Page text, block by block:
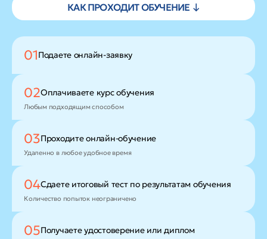
КАК ПРОХОДИТ ОБУЧЕНИЕ ↓
01Подаете онлайн-заявку
02Оплачиваете курс обучения
Любым подходящим способом
03Проходитеонлайн-обучение
Удаленно в любое удобное время
04Сдаете итоговый тест по результатам обучения
Количество попыток неограничено
05Получаете удостоверение или диплом